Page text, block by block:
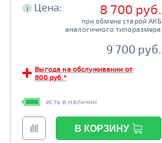
i Цена: 8 700 руб.
при обмене старой АКБ
аналогичного типоразмера
9 700 руб.
Выгода на обслуживании от
800 руб.*
есть в наличии
В КОРЗИНУ